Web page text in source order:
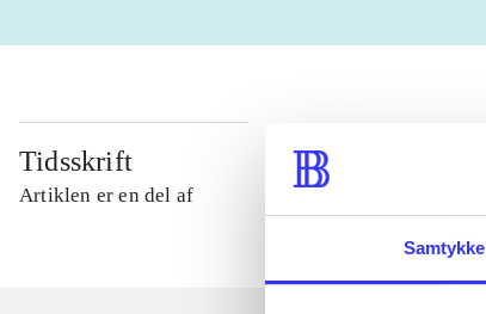
Samtykke
Tidsskrift
Artiklen er en del af